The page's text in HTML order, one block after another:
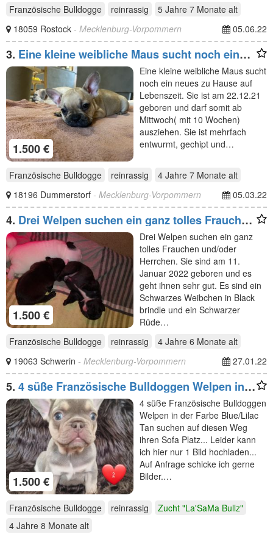
Französische Bulldogge
reinrassig 5 Jahre 7 Monate alt
18059 Rostock - Mecklenburg-Vorpommern 05.06.22
3. Eine kleine weibliche Maus sucht noch ein
neues zu
1.500 €
Eine kleine weibliche Maus sucht
noch ein neues zu Hause auf
Lebenszeit. Sie ist am 22.12.21
geboren und darf somit ab
Mittwoch( mit 10 Wochen)
ausziehen. Sie ist mehrfach
entwurmt, gechipt und…
Französische Bulldogge reinrassig 4 Jahre 7 Monate alt
18196 Dummerstorf - Mecklenburg-Vorpommern 05.03.22
4. Drei Welpen suchen ein ganz tolles Frauchen
und/oder
1.500 €
Drei Welpen suchen ein ganz
tolles Frauchen und/oder
Herrchen. Sie sind am 11.
Januar 2022 geboren und es
geht ihnen sehr gut. Es sind ein
Schwarzes Weibchen in Black
brindle und ein Schwarzer
Rüde…
Französische Bulldogge
reinrassig 4 Jahre 6 Monate alt
19063 Schwerin - Mecklenburg-Vorpommern 27.01.22
5. 4 süße Französische Bulldoggen Welpen in
der Farbe Blue
1.500 €
4 süße Französische Bulldoggen
Welpen in der Farbe Blue/Lilac
Tan suchen auf diesen Weg
ihren Sofa Platz... Leider kann
ich hier nur 1 Bild hochladen...
Auf Anfrage schicke ich gerne
Bilder.…
Französische Bulldogge reinrassig
Zucht "La'SaMa Bullz"
4 Jahre 8 Monate alt